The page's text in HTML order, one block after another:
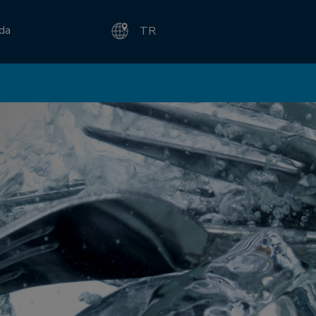
TR